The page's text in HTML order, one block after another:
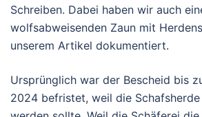
Schreiben. Dabei haben wir auch
wolfsabweisenden Zaun mit
unserem Artikel dokumentiert.
Ursprünglich war der Bescheid bis
2024 befristet, weil die